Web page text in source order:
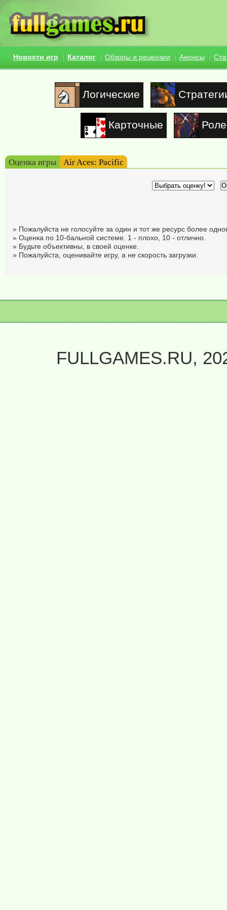
Новости игр Каталог Обзоры и рецензии Анонсы
Логические
Карточные
Оценка игры Air Aces: Pacific
» Пожалуйста не голосуйте за один и тот же ресурс более
» Оценка по 10-бальной системе. 1 - плохо, 10 - отлично.
» Будьте объективны, в своей оценке.
» Пожалуйста, оценивайте игру, а не скорость загрузки.
FULLGAMES.RU,